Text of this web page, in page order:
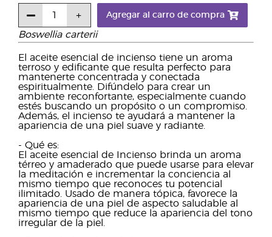
Boswellia carterii
El aceite esencial de incienso tiene un aroma
terroso y edificante que resulta perfecto para
mantenerte concentrada y conectada
espiritualmente. Difúndelo para crear un
ambiente reconfortante, especialmente cuando
estés buscando un propósito o un compromiso.
Además, el incienso te ayudará a mantener la
apariencia de una piel suave y radiante.
- Qué es:
El aceite esencial de Incienso brinda un aroma
térreo y amaderado que puede usarse para elevar
la meditación e incrementar la conciencia al
mismo tiempo que reconoces tu potencial
ilimitado. Usado de manera tópica, favorece la
apariencia de una piel de aspecto saludable al
mismo tiempo que reduce la apariencia del tono
irregular de la piel.
Agregar al carro de compra